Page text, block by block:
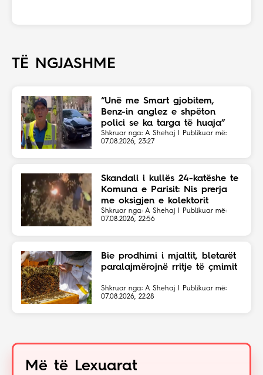
TË NGJASHME
“Unë me Smart gjobitem,
Benz-in anglez e shpëton
polici se ka targa të huaja”
Shkruar nga: A Shehaj | Publikuar më:
07.08.2026, 23:27
Skandali i kullës 24-katëshe te
Komuna e Parisit: Nis prerja
me oksigjen e kolektorit
magjistral në fshehtësi
Shkruar nga: A Shehaj | Publikuar më:
07.08.2026, 22:56
Bie prodhimi i mjaltit, bletarët
paralajmërojnë rritje të çmimit
Shkruar nga: A Shehaj | Publikuar më:
07.08.2026, 22:28
Më të Lexuarat